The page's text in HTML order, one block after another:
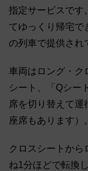
指定サービスです
てゆっくり帰宅で
の列車で提供され
車両はロング・ク
シート、「Qシー
席を切り替えて
座席もあります）。
クロスシートから
ね1分ほどで転換